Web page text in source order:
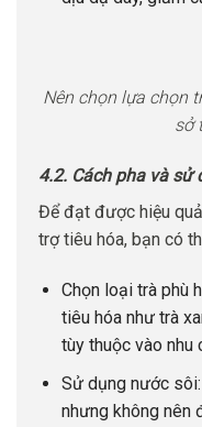
Nên chọn lựa chọn
sở
4.2. Cách pha và sử
Để đạt được hiệu
trợ tiêu hóa, bạn có
Chọn loại trà phù
tiêu hóa như trà
tùy thuộc vào nhu
Sử dụng nước
nhưng không nên